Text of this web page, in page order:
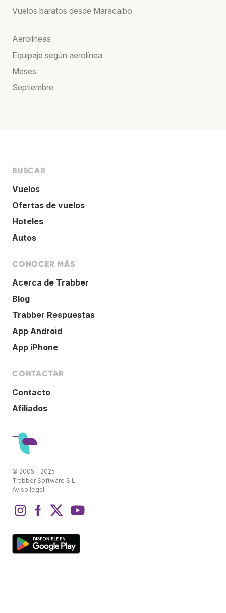
Vuelos baratos desde Maracaibo
Aerolíneas
Equipaje según aerolínea
Meses
Septiembre
BUSCAR
Vuelos
Ofertas de vuelos
Hoteles
Autos
CONOCER MÁS
Acerca de Trabber
Blog
Trabber Respuestas
App Android
App iPhone
CONTACTAR
Contacto
Afiliados
© 2005 - 2026
Trabber Software S.L.
Aviso legal